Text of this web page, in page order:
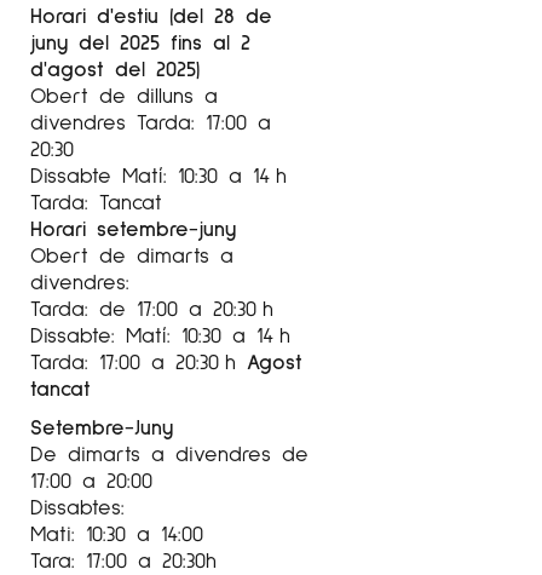
Horari d'estiu (del 28 de
juny del 2025 fins al 2
d'agost del 2025)
Obert de dilluns a
divendres Tarda: 17:00 a
20:30
Dissabte Matí: 10:30 a 14 h
Tarda: Tancat
Horari setembre-juny
Obert de dimarts a
divendres:
Tarda: de 17:00 a 20:30 h
Dissabte: Matí: 10:30 a 14 h
Tarda: 17:00 a 20:30 h Agost
tancat
Setembre-Juny
De dimarts a divendres de
17:00 a 20:00
Dissabtes:
Mati: 10:30 a 14:00
Tara: 17:00 a 20:30h